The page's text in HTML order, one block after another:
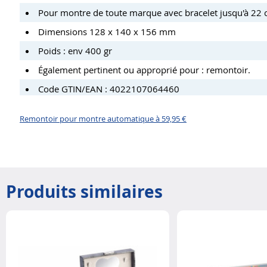
Pour montre de toute marque avec bracelet jusqu'à 22
Dimensions 128 x 140 x 156 mm
Poids : env 400 gr
Également pertinent ou approprié pour : remontoir.
Code GTIN/EAN : 4022107064460
Remontoir pour montre automatique à 59,95 €
Produits similaires